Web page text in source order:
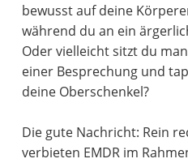
bewusst auf deine
während du an ein
Oder vielleicht sitzt du
einer Besprechung und
deine Oberschenkel?
Die gute Nachricht: Rein
verbieten EMDR im